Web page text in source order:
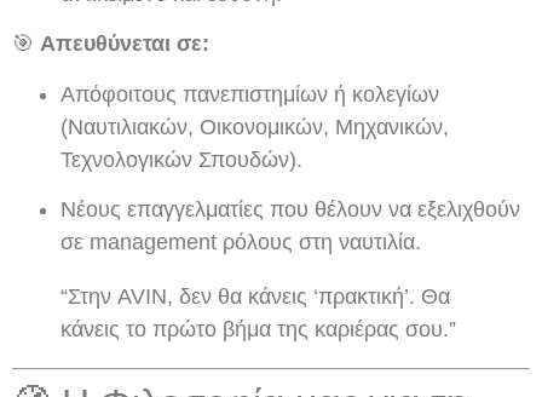
🎯 Απευθύνεται σε:
Απόφοιτους πανεπιστημίων ή κολεγίων
(Ναυτιλιακών, Οικονομικών, Μηχανικών,
Τεχνολογικών Σπουδών).
Νέους επαγγελματίες που θέλουν να εξελιχθούν
σε management ρόλους στη ναυτιλία.
“Στην AVIN, δεν θα κάνεις ‘πρακτική’. Θα
κάνεις το πρώτο βήμα της καριέρας σου.”